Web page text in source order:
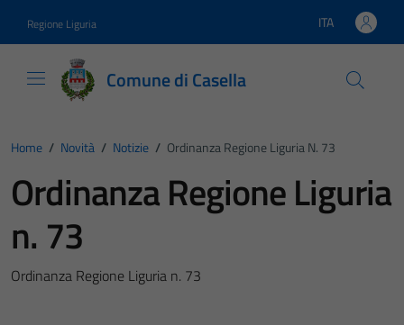
Regione Liguria Lingua attiva:
ITA
Comune di Casella
Home / Novità / Notizie / Ordinanza Regione Liguria N. 73
Ordinanza Regione Liguria
n. 73
Ordinanza Regione Liguria n. 73